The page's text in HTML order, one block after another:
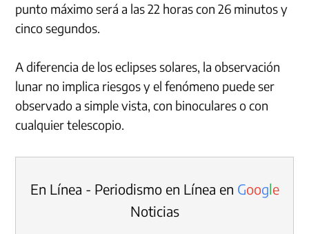
punto máximo será a las 22 horas con 26 minutos y
cinco segundos.
A diferencia de los eclipses solares, la observación
lunar no implica riesgos y el fenómeno puede ser
observado a simple vista, con binoculares o con
cualquier telescopio.
En Línea - Periodismo en Línea en Google
Noticias